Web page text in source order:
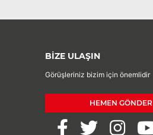
BİZE ULAŞIN
Görüşleriniz bizim için önemlidir
HEMEN GÖNDER